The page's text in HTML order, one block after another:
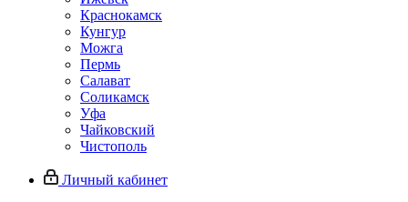
Краснокамск
Кунгур
Можга
Пермь
Салават
Соликамск
Уфа
Чайковский
Чистополь
Личный кабинет